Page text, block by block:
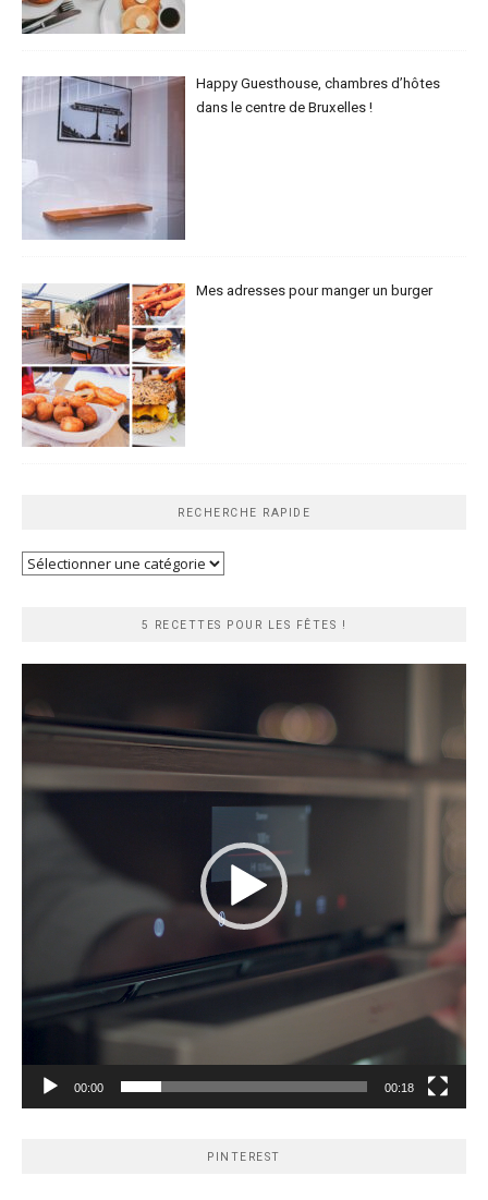
Happy Guesthouse, chambres d’hôtes
dans le centre de Bruxelles !
Mes adresses pour manger un burger
RECHERCHE RAPIDE
Recherche
5 RECETTES POUR LES FÊTES !
00:00 00:18
PINTEREST